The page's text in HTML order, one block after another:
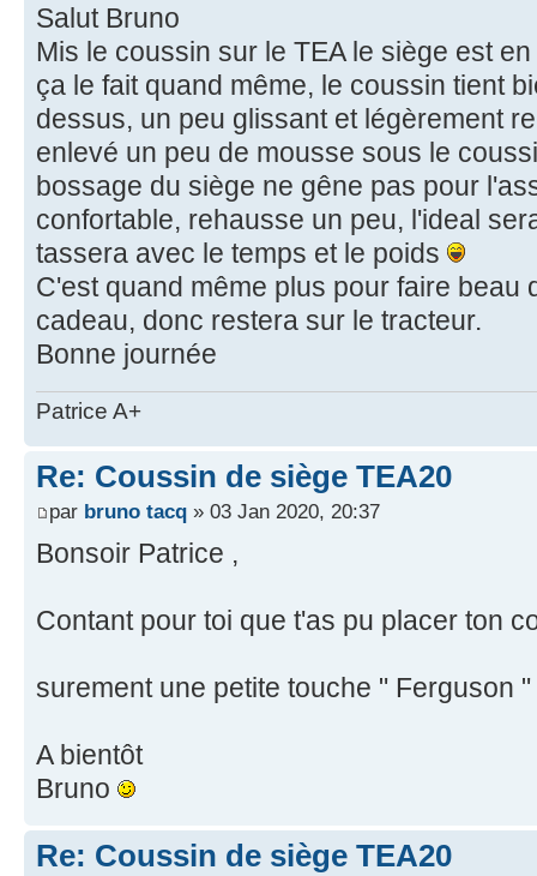
Salut Bruno
Mis le coussin sur le TEA le siège est
ça le fait quand même, le coussin tient
dessus, un peu glissant et légèrement
enlevé un peu de mousse sous le
bossage du siège ne gêne pas pour
confortable, rehausse un peu, l'ideal
tassera avec le temps et le poids
C'est quand même plus pour faire beau
cadeau, donc restera sur le tracteur.
Bonne journée
Patrice A+
Re: Coussin de siège TEA20
par bruno tacq » 03 Jan 2020, 20:37
Bonsoir Patrice ,
Contant pour toi que t'as pu placer ton
surement une petite touche " Ferguson "
A bientôt
Bruno
Re: Coussin de siège TEA20